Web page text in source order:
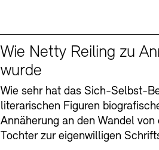
Wie Netty Reiling zu
wurde
Wie sehr hat das Sich-Selbst-
literarischen Figuren
Annäherung an den Wandel von
Tochter zur eigenwilligen